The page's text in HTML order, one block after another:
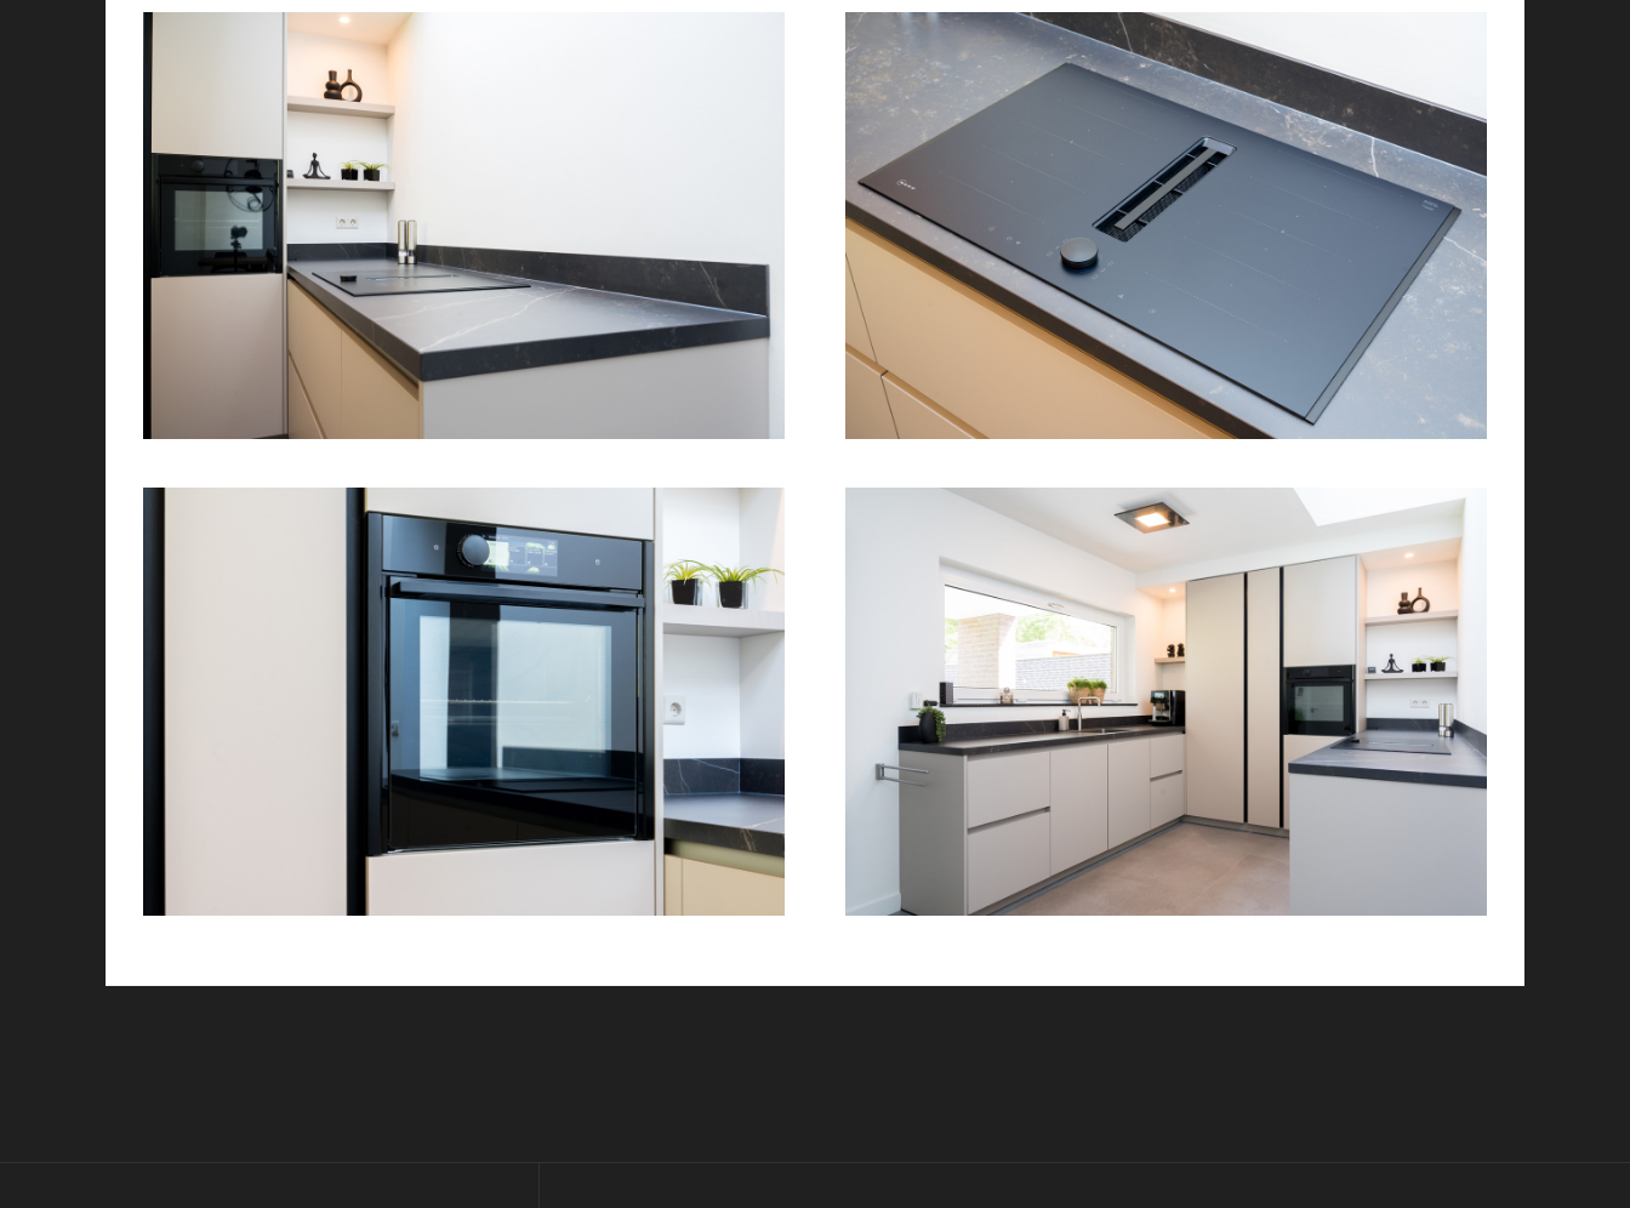
/ Free Portfolio Plugin for WordPress bySilicon Themes.